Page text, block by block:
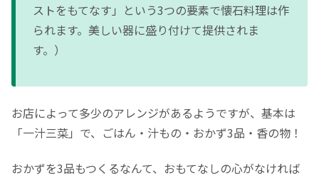
ストをもてなす」という3つの要素で懐石料理は作
られます。美しい器に盛り付けて提供されま
す。）
お店によって多少のアレンジがあるようですが、基本は
「一汁三菜」で、ごはん・汁もの・おかず3品・香の物！
おかずを3品もつくるなんて、おもてなしの心がなければ